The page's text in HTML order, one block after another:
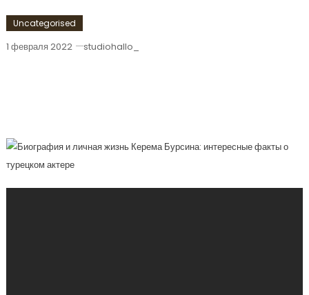
Uncategorised
1 февраля 2022 studiohallo_